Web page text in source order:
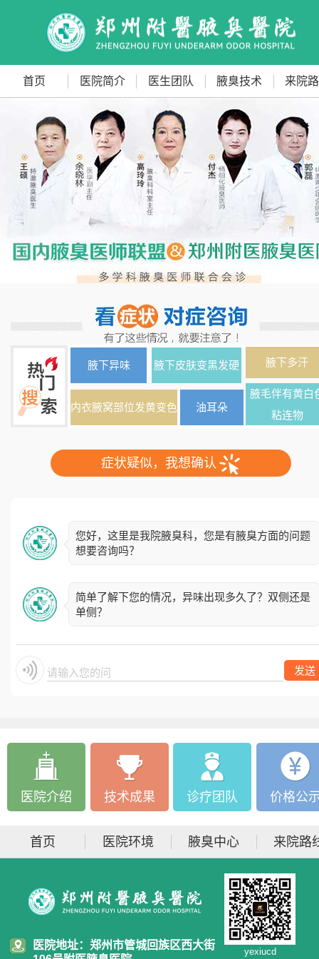
首页 医院简介 医生团队 腋臭技术 来院
腋下异味 腋下皮肤变黑发硬 腋下多汗
内衣腋窝部位发黄变色 油耳朵
腋毛伴有黄白
粘连物
症状疑似，我想确认
您好，这里是我院腋臭科，您是有腋臭方面的问题
想要咨询吗？
简单了解下您的情况，异味出现多久了？双侧还是
单侧？
请输入您的问题 发送
医院介绍 技术成果 诊疗团队 价格公
首页 医院环境 腋臭中心 来院路
医院地址：郑州市管城回族区西大街
yexiucd